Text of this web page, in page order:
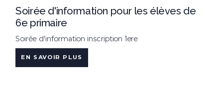
Soirée d'information pour les élèves de
6e primaire
Soirée d'information inscription 1ere
EN SAVOIR PLUS